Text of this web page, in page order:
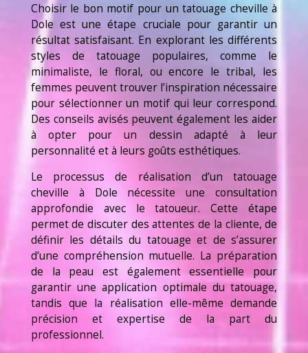
Choisir le bon motif pour un tatouage cheville à
Dole est une étape cruciale pour garantir un
résultat satisfaisant. En explorant les différents
styles de tatouage populaires, comme le
minimaliste, le floral, ou encore le tribal, les
femmes peuvent trouver l’inspiration nécessaire
pour sélectionner un motif qui leur correspond.
Des conseils avisés peuvent également les aider
à opter pour un dessin adapté à leur
personnalité et à leurs goûts esthétiques.
Le processus de réalisation d’un tatouage
cheville à Dole nécessite une consultation
approfondie avec le tatoueur. Cette étape
permet de discuter des attentes de la cliente, de
définir les détails du tatouage et de s’assurer
d’une compréhension mutuelle. La préparation
de la peau est également essentielle pour
garantir une application optimale du tatouage,
tandis que la réalisation elle-même demande
précision et expertise de la part du
professionnel.